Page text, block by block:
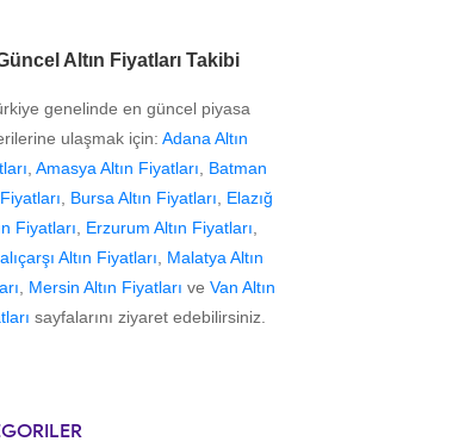
Altın Fiyatları Takibi
genelinde en güncel piyasa
ulaşmak için: Adana Altın
, Amasya Altın Fiyatları, Batman
, Bursa Altın Fiyatları, Elazığ
Fiyatları, Erzurum Altın Fiyatları,
Altın Fiyatları, Malatya Altın
, Mersin Altın Fiyatları ve Van Altın
sayfalarını ziyaret edebilirsiniz.